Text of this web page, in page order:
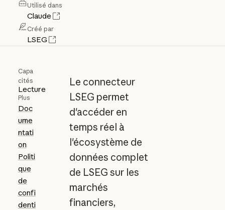
Utilisé dans
Claude
Créé par
LSEG
Capa
cités
Lecture
Plus
Doc
ume
ntati
on
Politi
que
de
confi
denti
Le connecteur
LSEG permet
d'accéder en
temps réel à
l'écosystème de
données complet
de LSEG sur les
marchés
financiers,